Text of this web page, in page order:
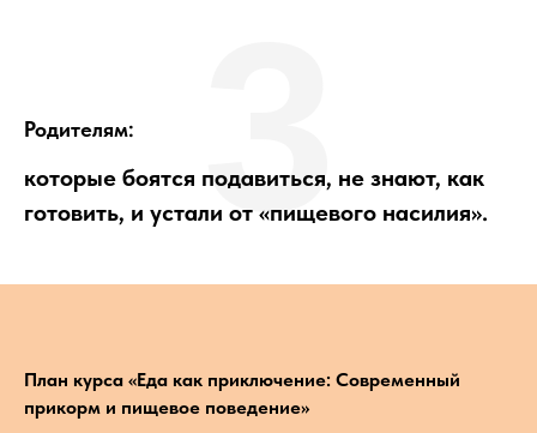
Родителям:
которые боятся подавиться, не знают, как
готовить, и устали от «пищевого насилия».
3
План курса «Еда как приключение: Современный
прикорм и пищевое поведение»